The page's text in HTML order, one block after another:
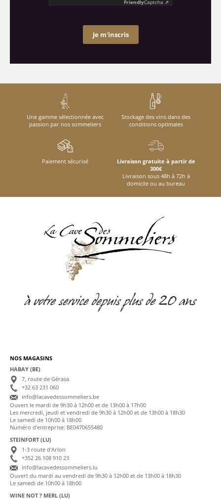
FriendlyCaptcha ⇗
Je m'inscris
Une gamme sélectionnée avec
passion par nos sommeliers
Stockage des vins dans des
conditions optimales
Paiement sécurisé
Livraison gratuite à partir de
300€
Livraison sous 48h à 72h à
domicile ou au bureau
NOS MAGASINS
HABAY (BE)
7, route de Gérasa
+32 63 231 060
info@lacavedessommeliers.be
Ouvert le mardi de 9h30 à 12h00 et de 13h00 à 17h00
Les mercredi, jeudi et vendredi de 9h30 à 12h00 et de 13h00 à 18h30
Le samedi de 10h00 à 18h00
Numéro d'entreprise: BE0470655480
STEINFORT (LU)
1-3 route d'Arlon
+352 26 108 910 23
info@lacavedessommeliers.lu
Ouvert du mardi au vendredi de 9h30 à 12h00 et de 13h00 à 18h30
Le samedi de 10h00 à 18h00
WINE NOT ? MERL (LU)